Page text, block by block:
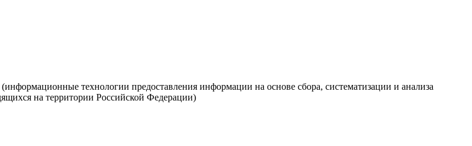
(информационные технологии предоставления информации на основе сбора, систематизации и анализа
на территории Российской Федерации)